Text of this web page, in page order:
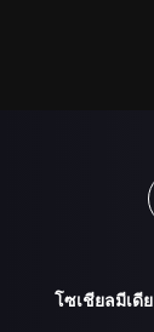
โซเชียลมีเดีย